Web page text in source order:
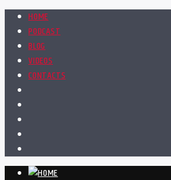
HOME
PODCAST
BLOG
VIDEOS
CONTACTS